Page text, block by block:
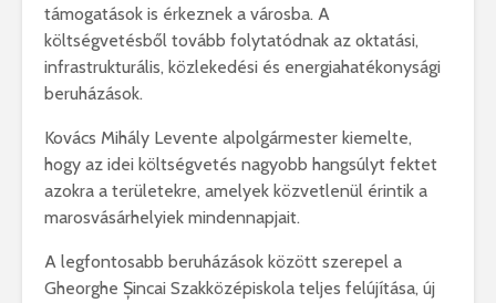
támogatások is érkeznek a városba. A
költségvetésből tovább folytatódnak az oktatási,
infrastrukturális, közlekedési és energiahatékonysági
beruházások.
Kovács Mihály Levente alpolgármester kiemelte,
hogy az idei költségvetés nagyobb hangsúlyt fektet
azokra a területekre, amelyek közvetlenül érintik a
marosvásárhelyiek mindennapjait.
A legfontosabb beruházások között szerepel a
Gheorghe Șincai Szakközépiskola teljes felújítása, új